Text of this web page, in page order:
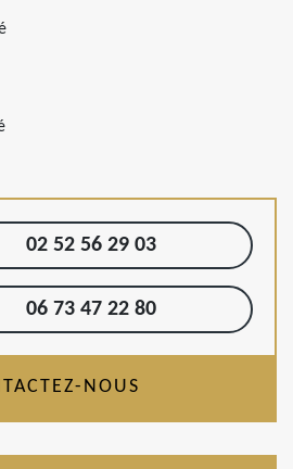
02 52 56 29 03
06 73 47 22 80
NOUS